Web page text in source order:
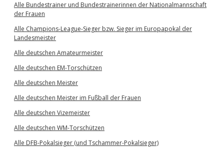
Alle Bundestrainer und Bundestrainerinnen der Nationalmannschaft
der Frauen
Alle Champions-League-Sieger bzw. Sieger im Europapokal der
Landesmeister
Alle deutschen Amateurmeister
Alle deutschen EM-Torschützen
Alle deutschen Meister
Alle deutschen Meister im Fußball der Frauen
Alle deutschen Vizemeister
Alle deutschen WM-Torschützen
Alle DFB-Pokalsieger (und Tschammer-Pokalsieger)